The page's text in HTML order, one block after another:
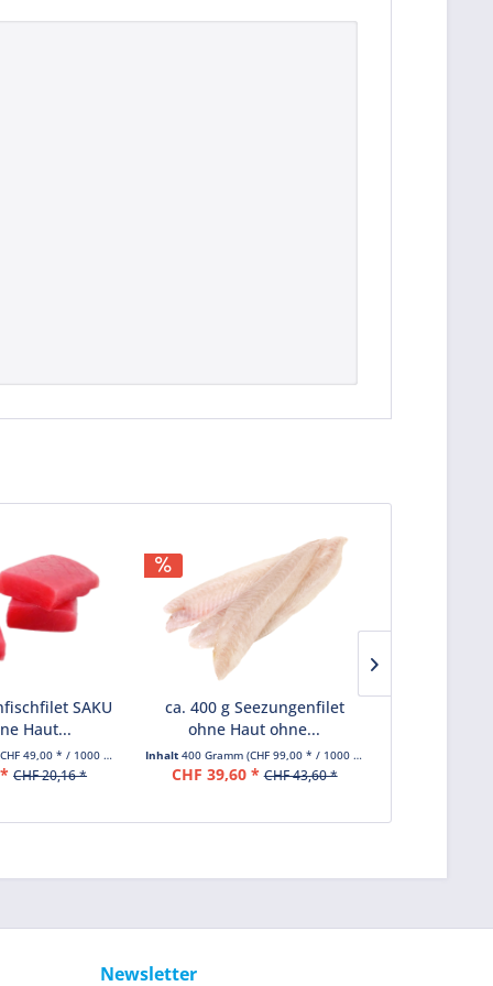
SAKU
Haut...
49,00 * / 1000 Gramm)
CHF 20,16 *
ca. 400 g Seezungenfilet
ohne Haut ohne...
Inhalt400 Gramm(CHF 99,00 * / 1000 Gramm)
CHF 39,60 * CHF 43,60 *
Newsletter